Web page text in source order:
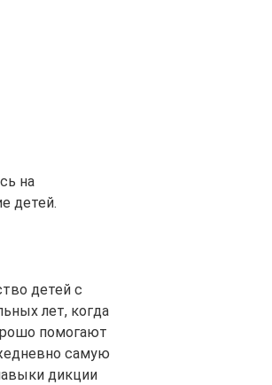
на
детей.
детей с
лет, когда
помогают
самую
дикции